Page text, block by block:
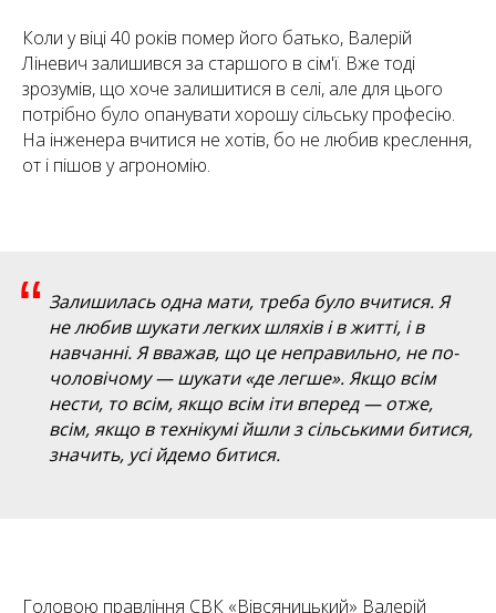
Коли у віці 40 років помер його батько, Валерій
Ліневич залишився за старшого в сім'ї. Вже тоді
зрозумів, що хоче залишитися в селі, але для цього
потрібно було опанувати хорошу сільську професію.
На інженера вчитися не хотів, бо не любив креслення,
от і пішов у агрономію.
“ Залишилась одна мати, треба було вчитися. Я
не любив шукати легких шляхів і в житті, і в
навчанні. Я вважав, що це неправильно, не по-
чоловічому — шукати «де легше». Якщо всім
нести, то всім, якщо всім іти вперед — отже,
всім, якщо в технікумі йшли з сільськими битися,
значить, усі йдемо битися.
Головою правління СВК «Вівсяницький» Валерій